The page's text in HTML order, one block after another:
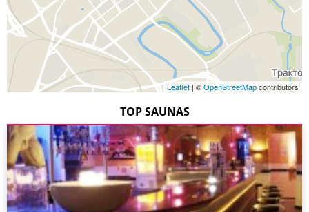
Leaflet | ©OpenStreetMapcontributors
TOP SAUNAS